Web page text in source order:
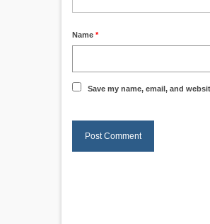
Name *
Save my name, email, and